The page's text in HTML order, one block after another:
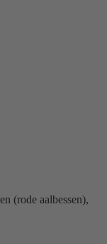
(rode aalbessen),